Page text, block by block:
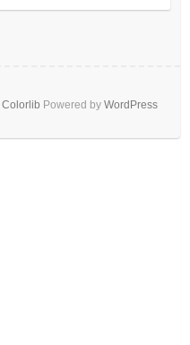
Colorlib Powered by WordPress